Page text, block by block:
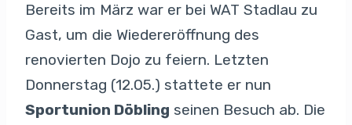
Bereits im März war er bei WAT Stadlau zu
Gast, um die Wiedereröffnung des
renovierten Dojo zu feiern. Letzten
Donnerstag (12.05.) stattete er nun
Sportunion Döbling seinen Besuch ab. Die